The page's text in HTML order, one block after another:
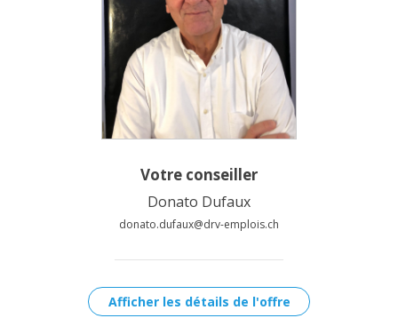
Votre conseiller
Donato Dufaux
donato.dufaux@drv-emplois.ch
Afficher les détails de l'offre